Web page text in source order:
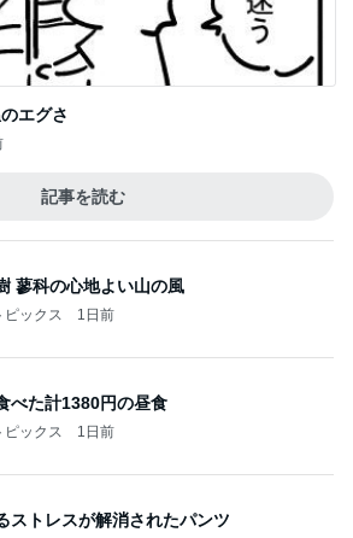
エグさ
記事を読む
蓼科の心地よい山の風
ックス 1日前
べた計1380円の昼食
ックス 1日前
ストレスが解消されたパンツ